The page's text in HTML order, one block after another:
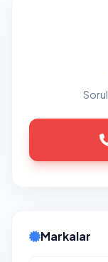
Markalar